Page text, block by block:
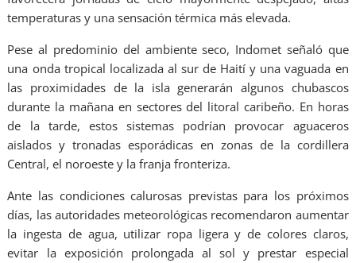
temperaturas y una sensación térmica más elevada.
Pese al predominio del ambiente seco, Indomet señaló que
una onda tropical localizada al sur de Haití y una vaguada en
las proximidades de la isla generarán algunos chubascos
durante la mañana en sectores del litoral caribeño. En horas
de la tarde, estos sistemas podrían provocar aguaceros
aislados y tronadas esporádicas en zonas de la cordillera
Central, el noroeste y la franja fronteriza.
Ante las condiciones calurosas previstas para los próximos
días, las autoridades meteorológicas recomendaron aumentar
la ingesta de agua, utilizar ropa ligera y de colores claros,
evitar la exposición prolongada al sol y prestar especial